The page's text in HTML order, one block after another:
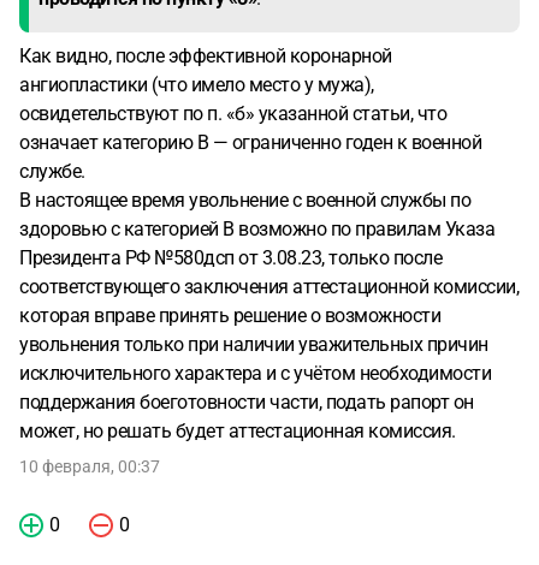
Как видно, после эффективной коронарной
ангиопластики (что имело место у мужа),
освидетельствуют по п. «б» указанной статьи, что
означает категорию В — ограниченно годен к военной
службе.
В настоящее время увольнение с военной службы по
здоровью с категорией В возможно по правилам Указа
Президента РФ №580дсп от 3.08.23, только после
соответствующего заключения аттестационной комиссии,
которая вправе принять решение о возможности
увольнения только при наличии уважительных причин
исключительного характера и с учётом необходимости
поддержания боеготовности части, подать рапорт он
может, но решать будет аттестационная комиссия.
10 февраля, 00:37
0 0